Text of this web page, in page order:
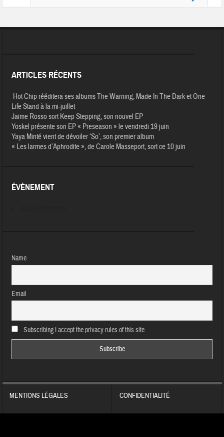
ARTICLES RÉCENTS
Hot Chip rééditera ses albums The Warning, Made In The Dark et One
Life Stand à la mi-juillet
Jaime Rosso sort Keep Stepping, son nouvel EP
Yoskel présente son EP « Preseason » le vendredi 19 juin
Yaya Minté vient de dévoiler ‘So’, son premier album
« Les larmes d’Aphrodite », de Carole Masseport, sort ce 10 juin
ÉVÈNEMENT
Name
Email
Subscribing I accept the privacy rules of this site
MENTIONS LÉGALES CONFIDENTIALITÉ